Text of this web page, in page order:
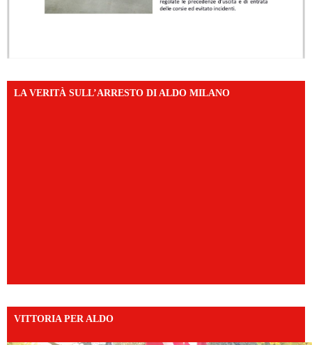
LA VERITÀ SULL’ARRESTO DI ALDO MILANO
VITTORIA PER ALDO